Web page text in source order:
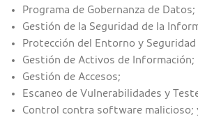
Programa de Gobernanza de Datos;
Gestión de la Seguridad de la
Protección del Entorno y Seguridad
Gestión de Activos de Información;
Gestión de Accesos;
Escaneo de Vulnerabilidades y
Control contra software malicioso;